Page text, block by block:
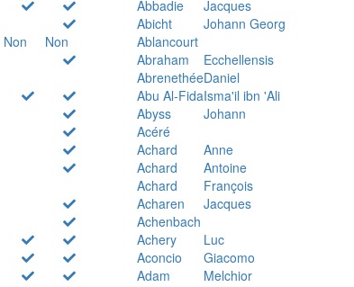
Abbadie
Jacques
Abicht
Johann Georg
Non Non
Ablancourt
Abraham
Ecchellensis
AbrenethéeDaniel
Abu Al-FidaIsma'il ibn 'Ali
Abyss
Johann
Acéré
Achard
Anne
Achard
Antoine
Achard
François
Acharen
Jacques
Achenbach
Achery
Luc
Aconcio
Giacomo
Adam
Melchior